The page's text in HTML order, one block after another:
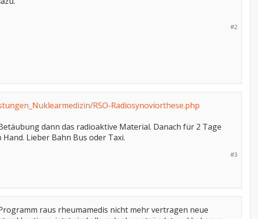
#2
RSO-Radiosynoviorthese.php
dann das radioaktive Material. Danach für 2 Tage
Lieber Bahn Bus oder Taxi.
#3
raus rheumamedis nicht mehr vertragen neue